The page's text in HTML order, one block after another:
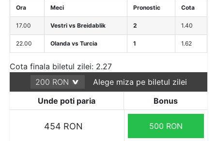
Ora Meci Pronostic Cota
17.00 Vestri vs Breidablik 2 1.40
22.00 Olanda vs Turcia 1 1.62
Cota finala biletul zilei: 2.27
Alege miza pe biletul zilei
Unde poti paria
Bonus
454 RON 500 RON